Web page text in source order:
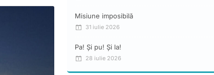
Misiune imposibilă
31 iulie 2026
Pa! Și pu! Și la!
28 iulie 2026